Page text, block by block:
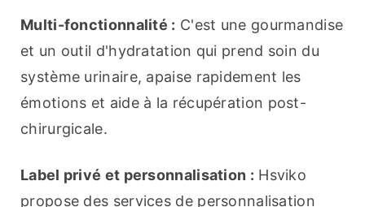
Multi-fonctionnalité : C'est une gourmandise
et un outil d'hydratation qui prend soin du
système urinaire, apaise rapidement les
émotions et aide à la récupération post-
chirurgicale.
Label privé et personnalisation : Hsviko
propose des services de personnalisation